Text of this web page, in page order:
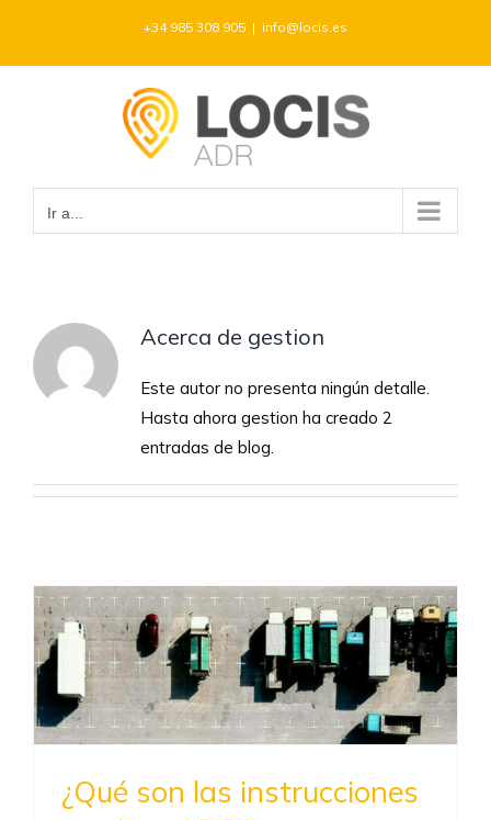
contenido
+34 985 308 905 | info@locis.es
Ir a...
Acerca de gestion
Este autor no presenta ningún detalle.
Hasta ahora gestion ha creado 2
entradas de blog.
¿Qué son las instrucciones